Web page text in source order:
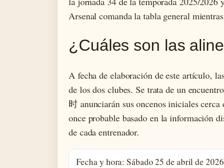
Arsenal comanda la tabla general
¿Cuáles son las
A fecha de elaboración de este artículo,
de los dos clubes. Se trata de un
时 anunciarán sus oncenos iniciales
once probable basado en la información
de cada entrenador.
Fecha y hora: Sábado 25 de abril de